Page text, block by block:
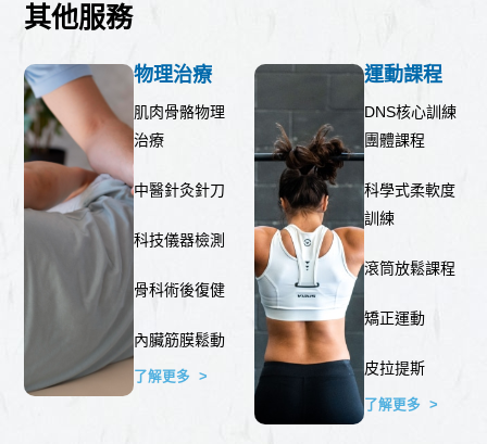
其他服務
物理治療
肌肉骨骼物理
治療
中醫針灸針刀
科技儀器檢測
骨科術後復健
內臟筋膜鬆動
了解更多 >
運動課程
DNS核心訓練
團體課程
科學式柔軟度
訓練
滾筒放鬆課程
矯正運動
皮拉提斯
了解更多 >